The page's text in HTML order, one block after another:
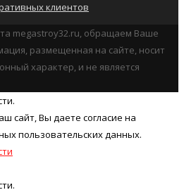
клиентов
megastroy32.ru, обращаем Ваше
размещенная на сайте, носит
характер, и не является
cайт, Вы даете согласие на
пользовательских данных.